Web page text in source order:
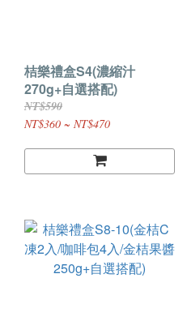
桔樂禮盒S4(濃縮汁
270g+自選搭配)
NT$590
NT$360 ~ NT$470